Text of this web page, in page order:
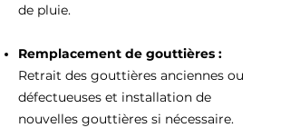
de pluie.
Remplacement de gouttières :
Retrait des gouttières anciennes ou
défectueuses et installation de
nouvelles gouttières si nécessaire.